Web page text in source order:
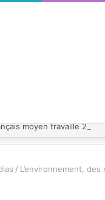
/ L’environnement,